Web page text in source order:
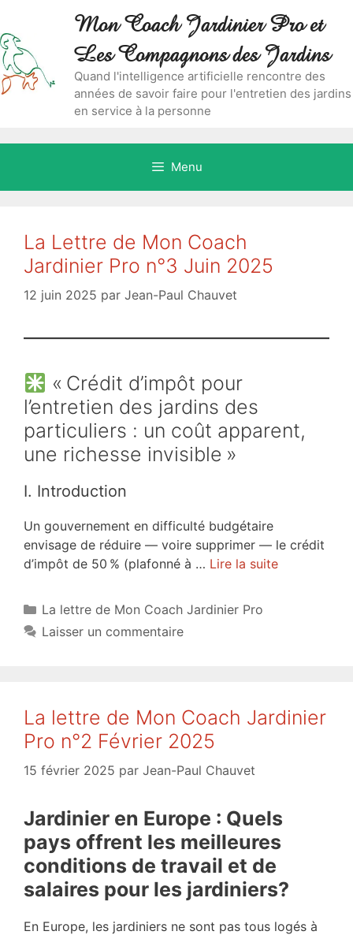
contenu
content
Mon Coach Jardinier Pro et
Les Compagnons des Jardins
Quand l'intelligence artificielle rencontre des
années de savoir faire pour l'entretien des jardins
en service à la personne
Menu
La Lettre de Mon Coach
Jardinier Pro n°3 Juin 2025
12 juin 2025 par Jean-Paul Chauvet
« Crédit d’impôt pour
l’entretien des jardins des
particuliers : un coût apparent,
une richesse invisible »
I. Introduction
Un gouvernement en difficulté budgétaire
envisage de réduire — voire supprimer — le crédit
d’impôt de 50 % (plafonné à … Lire la suite
Catégories
La lettre de Mon Coach Jardinier Pro
Laisser un commentaire
La lettre de Mon Coach Jardinier
Pro n°2 Février 2025
15 février 2025 par Jean-Paul Chauvet
Jardinier en Europe : Quels
pays offrent les meilleures
conditions de travail et de
salaires pour les jardiniers?
En Europe, les jardiniers ne sont pas tous logés à